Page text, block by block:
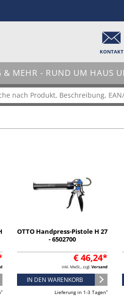
KONTAKT
& MEHR - RUND UM HAUS
OTTO Handpress-Pistole H 27
- 6502700
€ 46,24*
inkl. MwSt., zzgl. Versand
IN DEN WARENKORB
Lieferung in 1-3 Tagen¹